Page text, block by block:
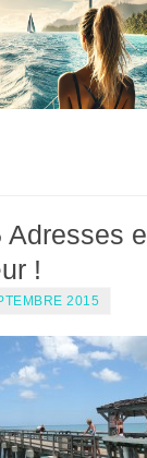
Adresses
!
2015